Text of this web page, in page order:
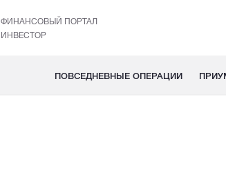
ФИНАНСОВЫЙ ПОРТАЛ
ИНВЕСТОР
ПОВСЕДНЕВНЫЕ ОПЕРАЦИИ